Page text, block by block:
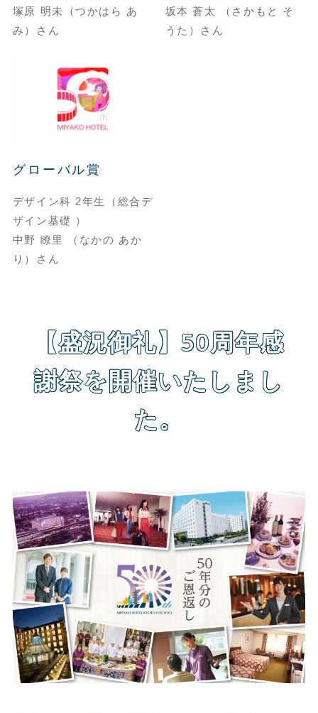
塚原 明未（つかはら あ
み）さん
坂本 蒼太 （さかもと そ
うた）さん
グローバル賞
デザイン科 2年生（総合デ
ザイン基礎 ）
中野 瞭里 （なかの あか
り）さん
【盛況御礼】50周年感
謝祭を開催いたしまし
た。